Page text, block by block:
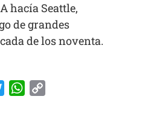
hacía Seattle,
de grandes
de los noventa.
TwitterWhatsApp